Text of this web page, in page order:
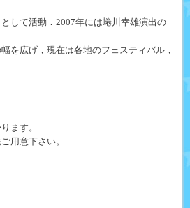
して活動．2007年には蜷川幸雄演出の
を広げ，現在は各地のフェスティバル，
ます。
用意下さい。